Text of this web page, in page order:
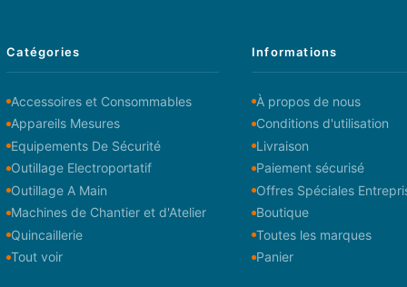
Catégories
Accessoires et Consommables
Appareils Mesures
Equipements De Sécurité
Outillage Electroportatif
Outillage A Main
Machines de Chantier et d'Atelier
Quincaillerie
Tout voir
Informations
À propos de nous
Conditions d'utilisation
Livraison
Paiement sécurisé
Offres Spéciales
Boutique
Toutes les marques
Panier